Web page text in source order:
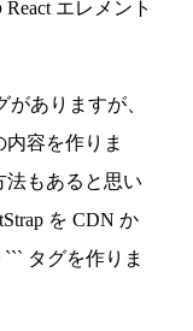
エレメント
がありますが、
内容を作りま
法もあると思い
を CDN か
``` タグを作りま